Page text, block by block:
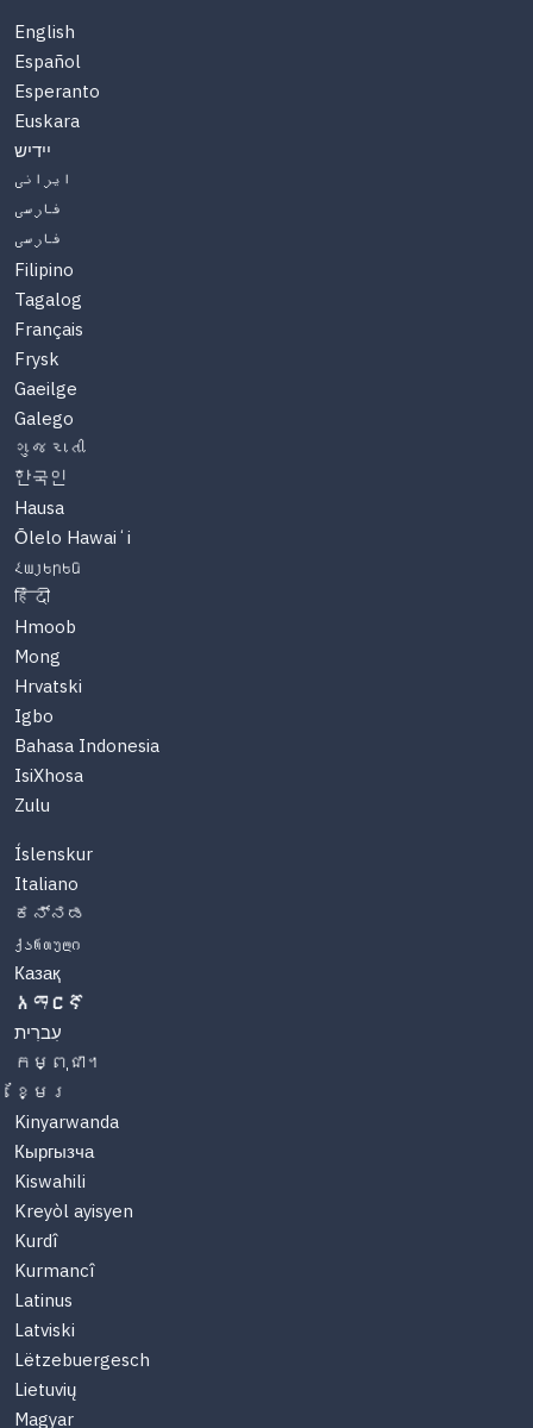
English
Español
Esperanto
Euskara
יידיש
ایرانی
فارسی
فارسی
Filipino
Tagalog
Français
Frysk
Gaeilge
Galego
ગુજરાતી
한국인
Hausa
Ōlelo Hawaiʻi
Հայերեն
हिंदी
Hmoob
Mong
Hrvatski
Igbo
Bahasa Indonesia
IsiXhosa
Zulu
Íslenskur
Italiano
ಕನ್ನಡ
ქართული
Казақ
አማርኛ
עִברִית
កម្ពុជា។
ខ្មែរ
Kinyarwanda
Кыргызча
Kiswahili
Kreyòl ayisyen
Kurdî
Kurmancî
Latinus
Latviski
Lëtzebuergesch
Lietuvių
Magyar